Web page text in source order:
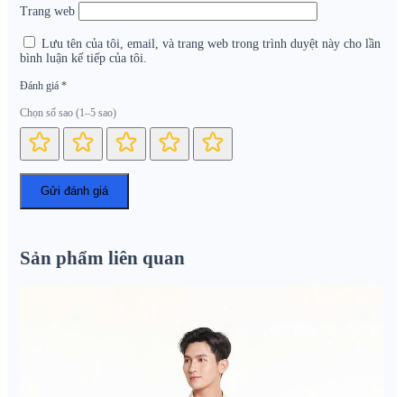
Trang web
Lưu tên của tôi, email, và trang web trong trình duyệt này cho lần
bình luận kế tiếp của tôi.
Đánh giá *
Chọn số sao (1–5 sao)
Sản phẩm liên quan